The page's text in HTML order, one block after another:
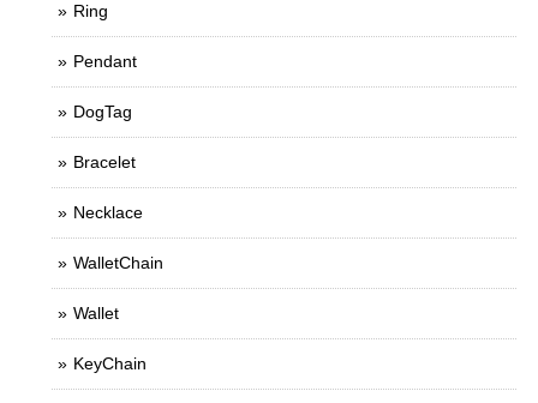
Ring
Pendant
DogTag
Bracelet
Necklace
WalletChain
Wallet
KeyChain